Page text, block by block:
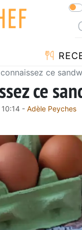
ce
ce
- Adèle Peyches